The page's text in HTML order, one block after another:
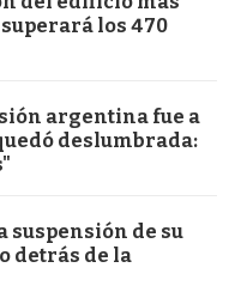
los 470
argentina fue a
deslumbrada:
suspensión de su
detrás de la